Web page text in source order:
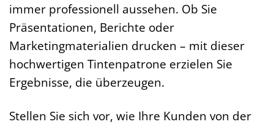
immer professionell aussehen. Ob Sie
Präsentationen, Berichte oder
Marketingmaterialien drucken – mit dieser
hochwertigen Tintenpatrone erzielen Sie
Ergebnisse, die überzeugen.
Stellen Sie sich vor, wie Ihre Kunden von der